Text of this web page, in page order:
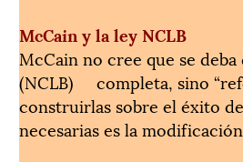
McCain y la ley NCLB
McCain no cree que se
(NCLB) completa, sino
construirlas sobre el éxito
necesarias es la